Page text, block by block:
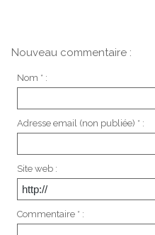
Nouveau commentaire :
Nom * :
Adresse email (non publiée) * :
Site web :
Commentaire * :